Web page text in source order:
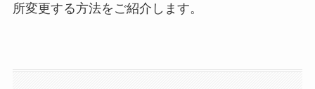
所変更する方法をご紹介します。